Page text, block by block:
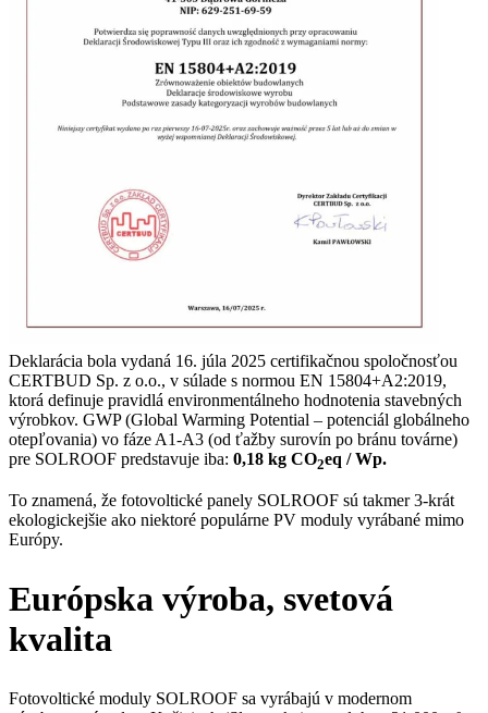
Deklarácia bola vydaná 16. júla 2025 certifikačnou spoločnosťou
CERTBUD Sp. z o.o., v súlade s normou EN 15804+A2:2019,
ktorá definuje pravidlá environmentálneho hodnotenia stavebných
výrobkov. GWP (Global Warming Potential – potenciál globálneho
otepľovania) vo fáze A1-A3 (od ťažby surovín po bránu továrne)
pre SOLROOF predstavuje iba: 0,18 kg CO2eq / Wp.
To znamená, že fotovoltické panely SOLROOF sú takmer 3-krát
ekologickejšie ako niektoré populárne PV moduly vyrábané mimo
Európy.
Európska výroba, svetová
kvalita
Fotovoltické moduly SOLROOF sa vyrábajú v modernom